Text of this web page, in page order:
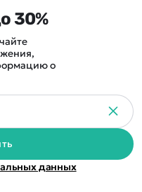
30%
о
данных